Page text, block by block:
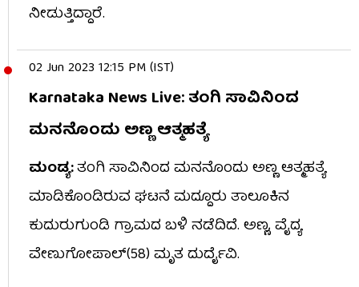
ನೀಡುತ್ತಿದ್ದಾರೆ.
02 Jun 2023 12:15 PM (IST)
Karnataka News Live: ತಂಗಿ ಸಾವಿನಿಂದ
ಮನನೊಂದು ಅಣ್ಣ ಆತ್ಮಹತ್ಯೆ
ಮಂಡ್ಯ:ತಂಗಿ ಸಾವಿನಿಂದ ಮನನೊಂದು ಅಣ್ಣ ಆತ್ಮಹತ್ಯೆ
ಮಾಡಿಕೊಂಡಿರುವ ಘಟನೆ ಮದ್ದೂರು ತಾಲೂಕಿನ
ಕುದುರುಗುಂಡಿ ಗ್ರಾಮದ ಬಳಿ ನಡೆದಿದೆ. ಅಣ್ಣ, ವೈದ್ಯ
ವೇಣುಗೋಪಾಲ್(58) ಮೃತ ದುರ್ದೈವಿ.